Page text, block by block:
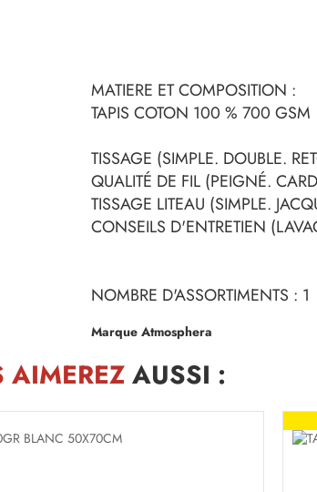
MATIERE ET COMPOSITION :
TAPIS COTON 100 % 700 GSM
TISSAGE (SIMPLE. DOUBLE.
QUALITÉ DE FIL (PEIGNÉ.
TISSAGE LITEAU (SIMPLE.
CONSEILS D'ENTRETIEN
NOMBRE D'ASSORTIMENTS : 1
Marque Atmosphera
AIMEREZAUSSI :